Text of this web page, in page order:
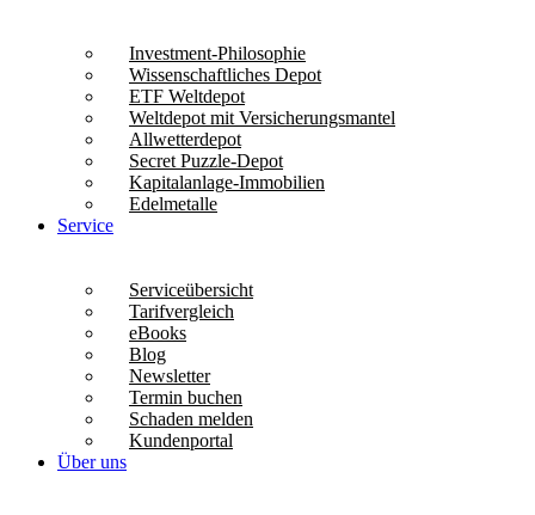
Investment-Philosophie
Wissenschaftliches Depot
ETF Weltdepot
Weltdepot mit Versicherungsmantel
Allwetterdepot
Secret Puzzle-Depot
Kapitalanlage-Immobilien
Edelmetalle
Service
Serviceübersicht
Tarifvergleich
eBooks
Blog
Newsletter
Termin buchen
Schaden melden
Kundenportal
Über uns